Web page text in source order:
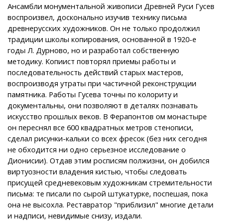
Ансамбли монументальной живописи Древней Руси Гусев
воспроизвел, досконально изучив технику письма
древнерусских художников. Он не только продолжил
традиции школы копирования, основанной в 1920-е
годы Л. Дурново, но и разработал собственную
методику. Копиист повторял приемы работы и
последовательность действий старых мастеров,
воспроизводя утраты при частичной реконструкции
памятника. Работы Гусева точны по колориту и
документальны, они позволяют в деталях познавать
искусство прошлых веков. В Ферапонтов ом монастыре
он переснял все 600 квадратных метров стенописи,
сделал рисунки-кальки со всех фресок (без них сегодня
не обходится ни одно серьезное исследование о
Дионисии). Отдав этим росписям полжизни, он добился
виртуозности владения кистью, чтобы следовать
присущей средневековым художникам стремительности
письма: те писали по сырой штукатурке, поспешая, пока
она не высохла. Реставратор "приблизил" многие детали
и надписи, невидимые снизу, издали.